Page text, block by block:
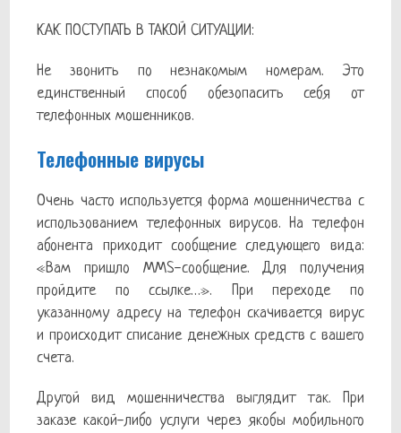
КАК ПОСТУПАТЬ В ТАКОЙ СИТУАЦИИ:
Не звонить по незнакомым номерам. Это
единственный способ обезопасить себя от
телефонных мошенников.
Телефонные вирусы
Очень часто используется форма мошенничества с
использованием телефонных вирусов. На телефон
абонента приходит сообщение следующего вида:
«Вам пришло MMS-сообщение. Для получения
пройдите по ссылке…». При переходе по
указанному адресу на телефон скачивается вирус
и происходит списание денежных средств с вашего
счета.
Другой вид мошенничества выглядит так. При
заказе какой-либо услуги через якобы мобильного